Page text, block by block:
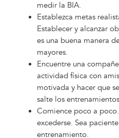
medir la BIA.
Establezca metas
Establecer y alcanzar
es una buena manera
mayores.
Encuentre una
actividad física con
motivada y hacer que
salte los
Comience poco a
excederse. Sea
entrenamiento.